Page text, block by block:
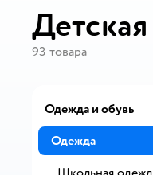
93 товара
Одежда и обувь
Одежда